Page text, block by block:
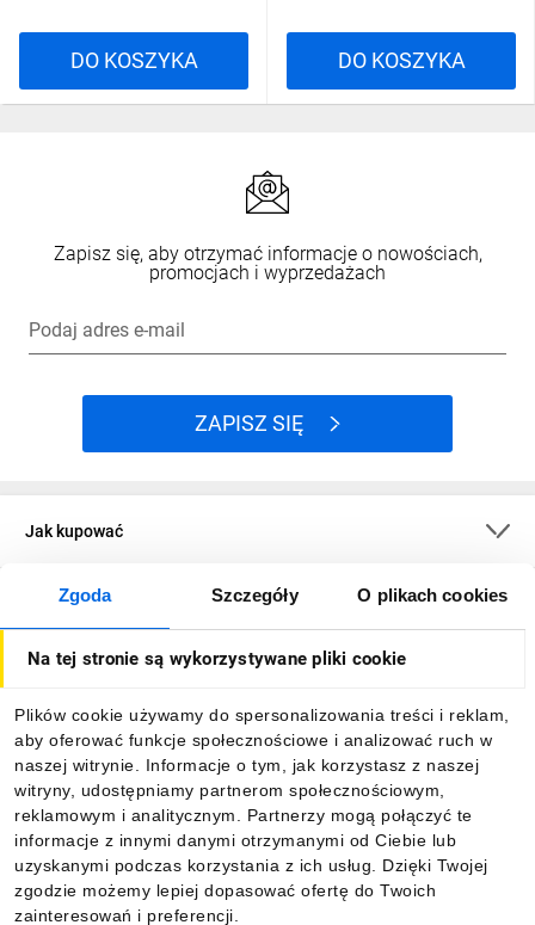
Zgoda Szczegóły O plikach cookies
Na tej stronie są wykorzystywane pliki cookie
Plików cookie używamy do spersonalizowania treści i reklam,
aby oferować funkcje społecznościowe i analizować ruch w
naszej witrynie. Informacje o tym, jak korzystasz z naszej
witryny, udostępniamy partnerom społecznościowym,
reklamowym i analitycznym. Partnerzy mogą połączyć te
informacje z innymi danymi otrzymanymi od Ciebie lub
uzyskanymi podczas korzystania z ich usług. Dzięki Twojej
zgodzie możemy lepiej dopasować ofertę do Twoich
zainteresowań i preferencji.
DO KOSZYKA DO KOSZYKA
Zapisz się, aby otrzymać informacje o nowościach,
promocjach i wyprzedażach
Podaj adres e-mail
ZAPISZ SIĘ
Jak kupować
O firmie
Informacje
Pobierz naszą aplikację mobilną: